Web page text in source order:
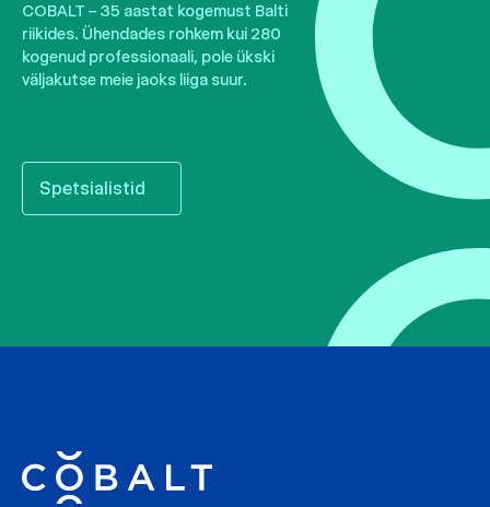
COBALT – 35 aastat kogemust Balti
riikides. Ühendades rohkem kui 280
kogenud professionaali, pole ükski
väljakutse meie jaoks liiga suur.
Spetsialistid